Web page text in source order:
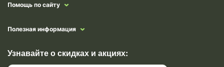
Помощь по сайту
Полезная информация
Узнавайте о скидках и акциях: